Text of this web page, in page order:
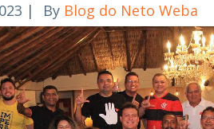
| By Blog do Neto Weba